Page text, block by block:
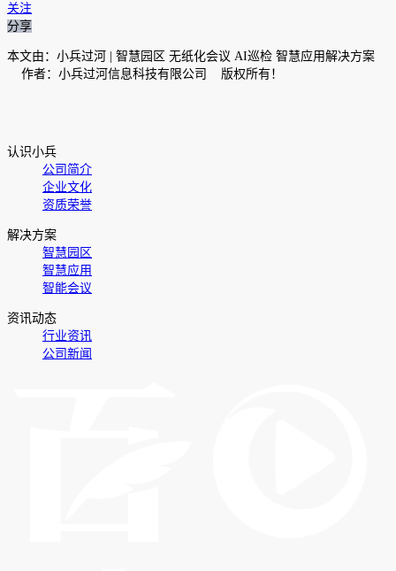
关注
分享
本文由：小兵过河 | 智慧园区 无纸化会议 AI巡检 智慧应用解决方案
作者：小兵过河信息科技有限公司 版权所有！
认识小兵
公司简介
企业文化
资质荣誉
解决方案
智慧园区
智慧应用
智能会议
资讯动态
行业资讯
公司新闻